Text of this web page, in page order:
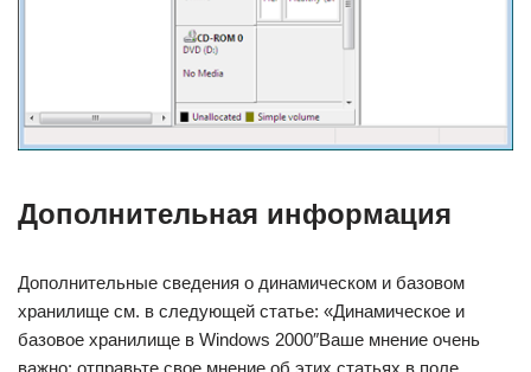
Дополнительная информация
Дополнительные сведения о динамическом и базовом
хранилище см. в следующей статье: «Динамическое и
базовое хранилище в Windows 2000″Ваше мнение очень